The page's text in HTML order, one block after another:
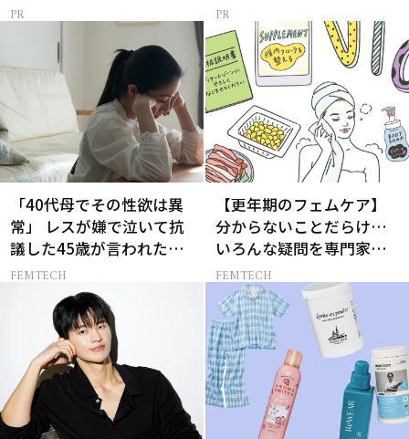
「40代母でその性欲は異
常」 レスが嫌で泣いて抗
議した45歳が言われた暴
言【セックスレス AND
THE CITY -女たちの告
FEMTECH
【更年期のフェムケア】
分からないことだらけ…
いろんな疑問を専門家に
聞いてみた
FEMTECH